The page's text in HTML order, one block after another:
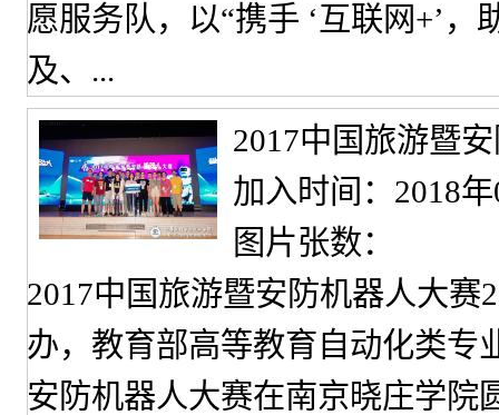
愿服务队，以“携手 ‘互联网+’
及、...
2017中国旅游暨
加入时间：2018
图片张数：
2017中国旅游暨安防机器人大赛
办，教育部高等教育自动化类专
安防机器人大赛在南京晓庄学院